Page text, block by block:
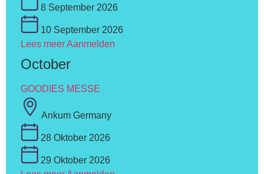
8 September 2026
10 September 2026
Lees meerAanmelden
October
GOODIES MESSE
Ankum Germany
28 Oktober 2026
29 Oktober 2026